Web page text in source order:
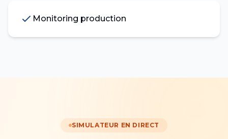
Monitoring production
SIMULATEUR EN DIRECT